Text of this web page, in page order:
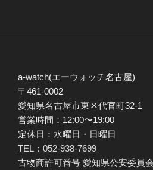
a-watch(エーウォッチ名古屋)
〒461-0002
愛知県名古屋市東区代官町32-1
営業時間：12:00〜19:00
定休日：水曜日・日曜日
TEL：052-938-7699
古物商許可番号 愛知県公安委員会